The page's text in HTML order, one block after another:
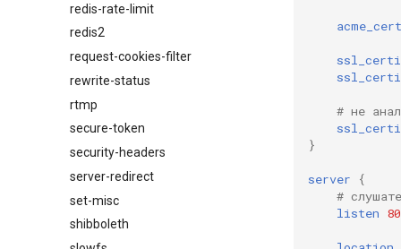
redis-rate-limit
redis2
request-cookies-filter
rewrite-status
rtmp
secure-token
security-headers
server-redirect
set-misc
shibboleth
# не
}
server
{
#
listen 80